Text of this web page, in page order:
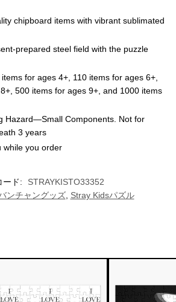
chipboard items with vibrant sublimated
prepared steel field with the puzzle
for ages 4+, 110 items for ages 6+,
500 items for ages 9+, and 1000 items
Hazard—Small Components. Not for
3 years
while you order
ード:
STRAYKISTO33352
ンチャングッズ, Stray Kidsパズル